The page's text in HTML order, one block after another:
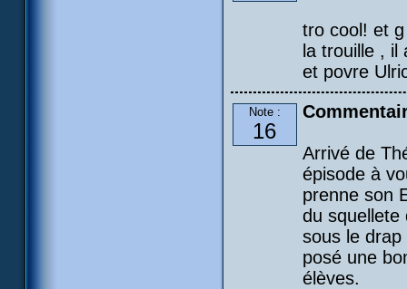
tro cool! et
la trouille ,
et povre
Note :
16
Arrivé de
épisode à
prenne son
du squellete
sous le drap
posé une
élèves.